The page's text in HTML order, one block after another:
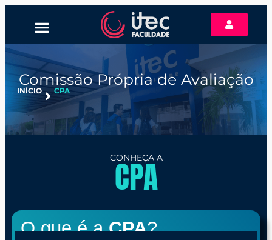
Comissão Própria de Avaliação
INÍCIO CPA
CONHEÇA A
CPA
O que é aCPA?